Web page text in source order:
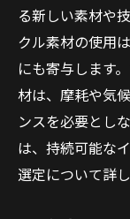
る新しい素材や
クル素材の使用
にも寄与します
材は、摩耗や気
ンスを必要とし
は、持続可能な
選定について詳